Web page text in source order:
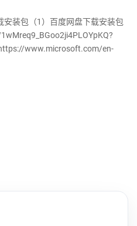
安装包（1）百度网盘下载安装包
www.microsoft.com/en-